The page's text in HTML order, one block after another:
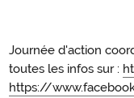
Journée d'action
toutes les infos sur :
https://